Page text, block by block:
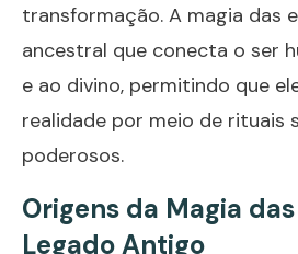
transformação. A magia das
ancestral que conecta o ser
e ao divino, permitindo que
realidade por meio de rituais
poderosos.
Origens da Magia
Legado Antigo